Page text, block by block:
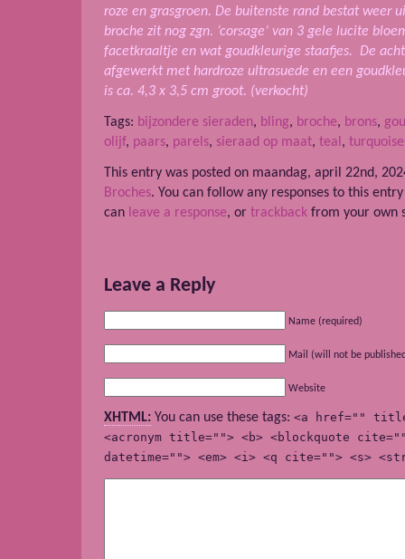
roze en grasgroen. De buitenste rand bestat weer
broche zit nog zgn. ‘corsage’ van 3 gele lucite
facetkraaltje en wat goudkleurige staafjes. De a
afgewerkt met hardroze ultrasuede en een
is ca. 4,3 x 3,5 cm groot. (verkocht)
Tags: bijzondere sieraden, bling, broche, brons,
olijf, paars, parels, sieraad op maat, teal , turquoise
This entry was posted on maandag, april 22nd,
Broches. You can follow any responses to this
can leave a response, or trackback from your own
Leave a Reply
Name (required)
Mail (will not be
Website
XHTML: You can use these tags: <a href=""
<acronym title=""> <b> <blockquote
datetime=""> <em> <i> <q cite=""> <s>